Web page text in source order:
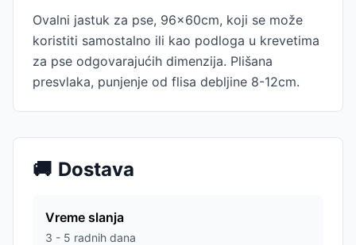
Ovalni jastuk za pse, 96x60cm, koji se može
koristiti samostalno ili kao podloga u krevetima
za pse odgovarajućih dimenzija. Plišana
presvlaka, punjenje od flisa debljine 8-12cm.
🚚 Dostava
Vreme slanja
3 - 5 radnih dana